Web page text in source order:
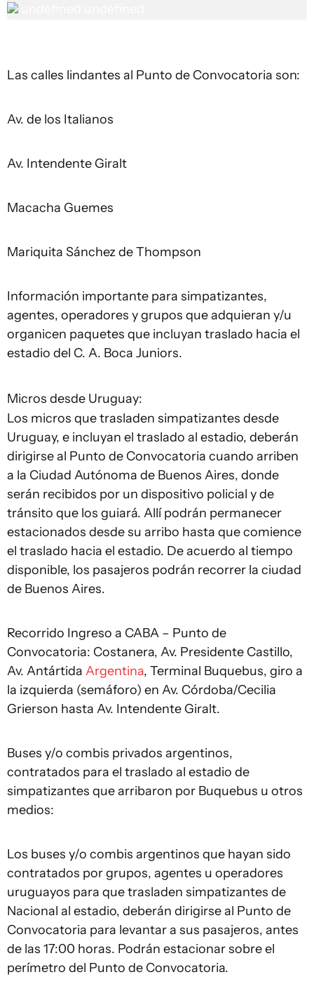
Las calles lindantes al Punto de Convocatoria son:
Av. de los Italianos
Av. Intendente Giralt
Macacha Guemes
Mariquita Sánchez de Thompson
Información importante para simpatizantes,
agentes, operadores y grupos que adquieran y/u
organicen paquetes que incluyan traslado hacia el
estadio del C. A. Boca Juniors.
Micros desde Uruguay:
Los micros que trasladen simpatizantes desde
Uruguay, e incluyan el traslado al estadio, deberán
dirigirse al Punto de Convocatoria cuando arriben
a la Ciudad Autónoma de Buenos Aires, donde
serán recibidos por un dispositivo policial y de
tránsito que los guiará. Allí podrán permanecer
estacionados desde su arribo hasta que comience
el traslado hacia el estadio. De acuerdo al tiempo
disponible, los pasajeros podrán recorrer la ciudad
de Buenos Aires.
Recorrido Ingreso a CABA – Punto de
Convocatoria: Costanera, Av. Presidente Castillo,
Av. Antártida Argentina, Terminal Buquebus, giro a
la izquierda (semáforo) en Av. Córdoba/Cecilia
Grierson hasta Av. Intendente Giralt.
Buses y/o combis privados argentinos,
contratados para el traslado al estadio de
simpatizantes que arribaron por Buquebus u otros
medios:
Los buses y/o combis argentinos que hayan sido
contratados por grupos, agentes u operadores
uruguayos para que trasladen simpatizantes de
Nacional al estadio, deberán dirigirse al Punto de
Convocatoria para levantar a sus pasajeros, antes
de las 17:00 horas. Podrán estacionar sobre el
perímetro del Punto de Convocatoria.